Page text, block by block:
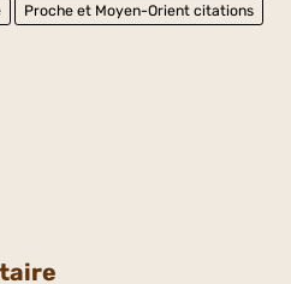
Proche et Moyen-Orient citations